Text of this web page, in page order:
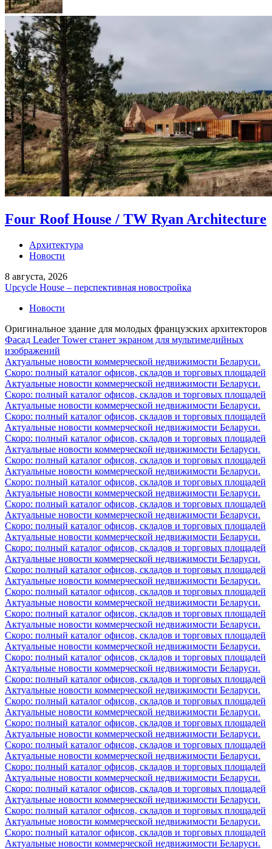
Four Roof House / TW Ryan Architecture
Архитектура
Новости
8 августа, 2026
Upcycle House – перспективная новостройка
Новости
Оригинальное здание для молодых французских архитекторов
Фасад Leader Tower станет экраном для мультимедийных
изображений
Актуальные новости коммерческой недвижимости Беларуси.
Скоро: полный каталог офисов, складов и торговых площадей
Актуальные новости коммерческой недвижимости Беларуси.
Скоро: полный каталог офисов, складов и торговых площадей
Актуальные новости коммерческой недвижимости Беларуси.
Скоро: полный каталог офисов, складов и торговых площадей
Актуальные новости коммерческой недвижимости Беларуси.
Скоро: полный каталог офисов, складов и торговых площадей
Актуальные новости коммерческой недвижимости Беларуси.
Скоро: полный каталог офисов, складов и торговых площадей
Актуальные новости коммерческой недвижимости Беларуси.
Скоро: полный каталог офисов, складов и торговых площадей
Актуальные новости коммерческой недвижимости Беларуси.
Скоро: полный каталог офисов, складов и торговых площадей
Актуальные новости коммерческой недвижимости Беларуси.
Скоро: полный каталог офисов, складов и торговых площадей
Актуальные новости коммерческой недвижимости Беларуси.
Скоро: полный каталог офисов, складов и торговых площадей
Актуальные новости коммерческой недвижимости Беларуси.
Скоро: полный каталог офисов, складов и торговых площадей
Актуальные новости коммерческой недвижимости Беларуси.
Скоро: полный каталог офисов, складов и торговых площадей
Актуальные новости коммерческой недвижимости Беларуси.
Скоро: полный каталог офисов, складов и торговых площадей
Актуальные новости коммерческой недвижимости Беларуси.
Скоро: полный каталог офисов, складов и торговых площадей
Актуальные новости коммерческой недвижимости Беларуси.
Скоро: полный каталог офисов, складов и торговых площадей
Актуальные новости коммерческой недвижимости Беларуси.
Скоро: полный каталог офисов, складов и торговых площадей
Актуальные новости коммерческой недвижимости Беларуси.
Скоро: полный каталог офисов, складов и торговых площадей
Актуальные новости коммерческой недвижимости Беларуси.
Скоро: полный каталог офисов, складов и торговых площадей
Актуальные новости коммерческой недвижимости Беларуси.
Скоро: полный каталог офисов, складов и торговых площадей
Актуальные новости коммерческой недвижимости Беларуси.
Скоро: полный каталог офисов, складов и торговых площадей
Актуальные новости коммерческой недвижимости Беларуси.
Скоро: полный каталог офисов, складов и торговых площадей
Актуальные новости коммерческой недвижимости Беларуси.
Скоро: полный каталог офисов, складов и торговых площадей
Актуальные новости коммерческой недвижимости Беларуси.
Скоро: полный каталог офисов, складов и торговых площадей
Актуальные новости коммерческой недвижимости Беларуси.